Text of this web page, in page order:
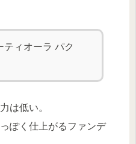
ティオーラ パク
は低い。
ぽく仕上がるファンデ